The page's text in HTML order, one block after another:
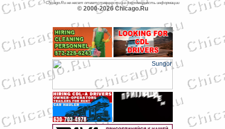
Chicago.Ru не несет ответственности за достоверность информации
© 2000-2026 Chicago.Ru